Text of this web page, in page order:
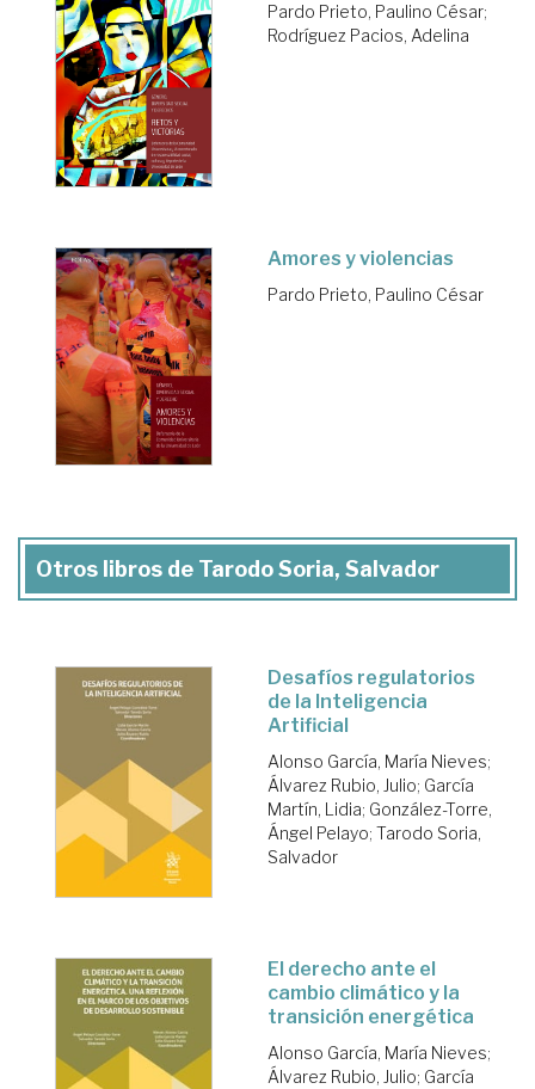
Pardo Prieto, Paulino César;
Rodríguez Pacios, Adelina
Amores y violencias
Pardo Prieto, Paulino César
Otros libros de Tarodo Soria, Salvador
Desafíos regulatorios
de la Inteligencia
Artificial
Alonso García, María Nieves;
Álvarez Rubio, Julio; García
Martín, Lidia; González-Torre,
Ángel Pelayo; Tarodo Soria,
Salvador
El derecho ante el
cambio climático y la
transición energética
Alonso García, María Nieves;
Álvarez Rubio, Julio; García